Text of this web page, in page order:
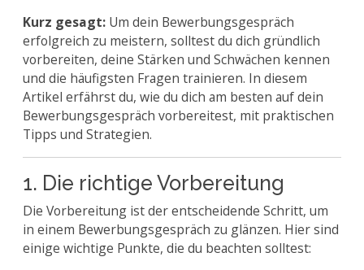
Kurz gesagt: Um dein Bewerbungsgespräch
erfolgreich zu meistern, solltest du dich gründlich
vorbereiten, deine Stärken und Schwächen kennen
und die häufigsten Fragen trainieren. In diesem
Artikel erfährst du, wie du dich am besten auf dein
Bewerbungsgespräch vorbereitest, mit praktischen
Tipps und Strategien.
1. Die richtige Vorbereitung
Die Vorbereitung ist der entscheidende Schritt, um
in einem Bewerbungsgespräch zu glänzen. Hier sind
einige wichtige Punkte, die du beachten solltest: